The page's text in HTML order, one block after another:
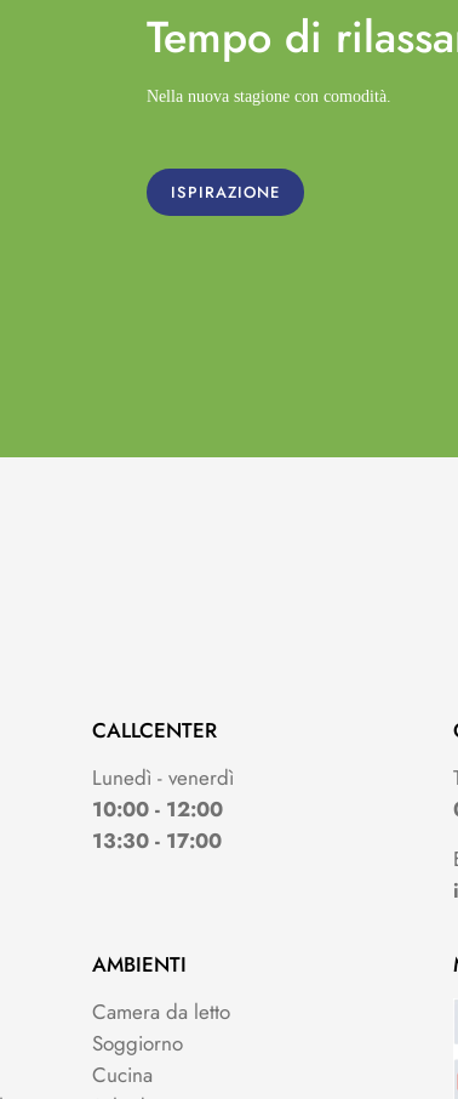
Tempo di
Nella nuova stagione con comodità.
ISPIRAZIONE
CALLCENTER
Lunedì - venerdì
10:00 - 12:00
13:30 - 17:00
AMBIENTI
Camera da letto
Soggiorno
Cucina